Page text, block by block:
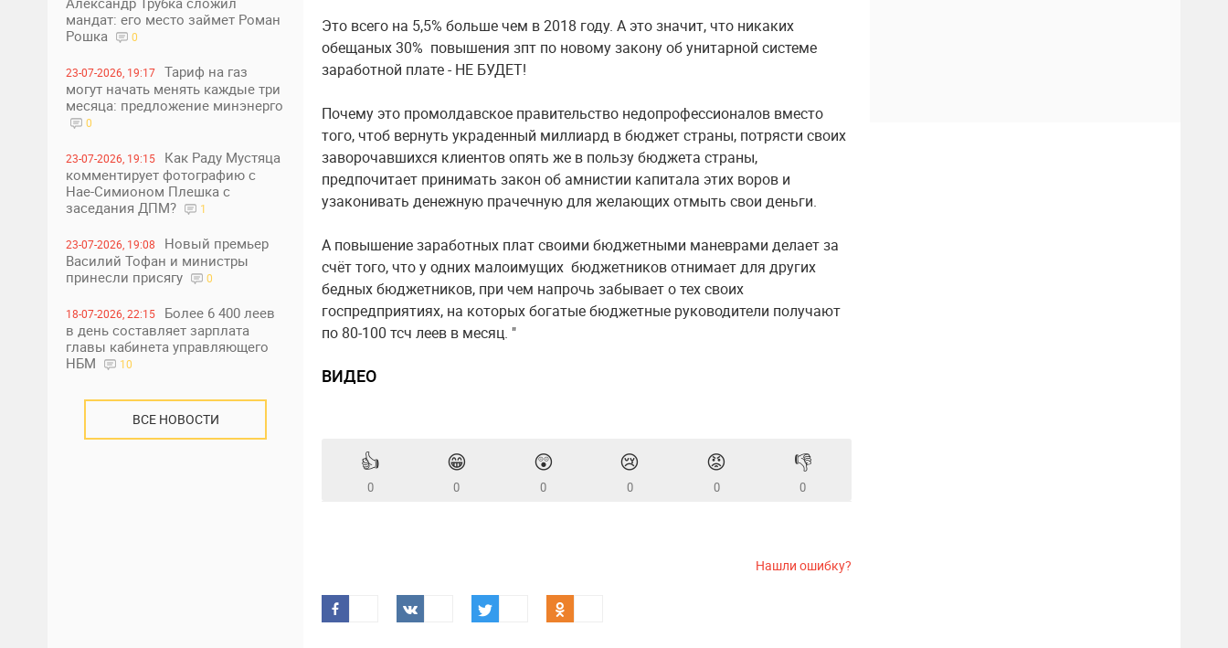
мандат: его место займет Роман
Рошка
0
23-07-2026, 19:17
Тариф на газ
могут начать менять каждые три
месяца: предложение минэнерго
0
23-07-2026, 19:15
Как Раду Мустяца
комментирует фотографию с
Нае-Симионом Плешка с
заседания ДПМ?
1
23-07-2026, 19:08
Новый премьер
Василий Тофан и министры
принесли присягу
0
18-07-2026, 22:15
Более 6 400 леев
в день составляет зарплата
главы кабинета управляющего
НБМ
10
ВСЕ НОВОСТИ
Это всего на 5,5% больше чем в 2018 году. А это значит, что никаких
обещаных 30% повышения зпт по новому закону об унитарной системе
заработной плате - НЕ БУДЕТ!
Почему это промолдавское правительство недопрофессионалов вместо
того, чтоб вернуть украденный миллиард в бюджет страны, потрясти своих
заворочавшихся клиентов опять же в пользу бюджета страны,
предпочитает принимать закон об амнистии капитала этих воров и
узаконивать денежную прачечную для желающих отмыть свои деньги.
А повышение заработных плат своими бюджетными маневрами делает за
счёт того, что у одних малоимущих бюджетников отнимает для других
бедных бюджетников, при чем напрочь забывает о тех своих
госпредприятиях, на которых богатые бюджетные руководители получают
по 80-100 тсч леев в месяц. "
ВИДЕО
👍
0
😁
0
😲
0
😢
0
😡
0
👎
0
Нашли ошибку?